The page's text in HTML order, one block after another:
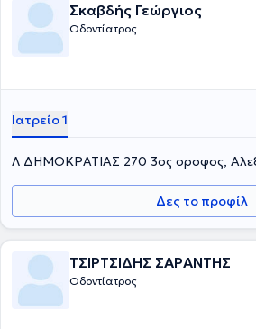
Σκαβδής Γεώργιος
Οδοντίατρος
Ιατρείο 1
Λ ΔΗΜΟΚΡΑΤΙΑΣ 270 3ος οροφος,
Δες το προφίλ
ΤΣΙΡΤΣΙΔΗΣ ΣΑΡΑΝΤΗΣ
Οδοντίατρος